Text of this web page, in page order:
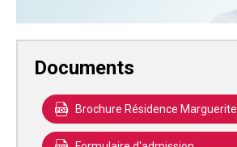
Documents
Brochure Résidence Marguerite